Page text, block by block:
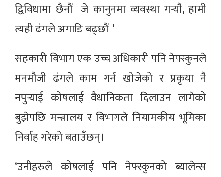
द्विविधामा छैनौं। जे कानुनमा व्यवस्था गर्‍याै‌, हामी
त्यही ढंगले अगाडि बढ्छौं।’
सहकारी विभाग एक उच्च अधिकारी पनि नेफ्स्कुनले
मनमौजी ढंगले काम गर्न खोजेको र प्रकृया नै
नपुर्‍याई कोषलाई वैधानिकता दिलाउन लागेको
बुझेपछि मन्त्रालय र विभागले नियामकीय भूमिका
निर्वाह गरेको बताउँछन्।
‘उनीहरुले कोषलाई पनि नेफ्स्कुनको ब्यालेन्स